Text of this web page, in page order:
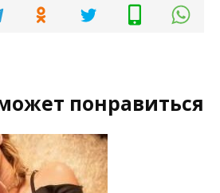
понравиться